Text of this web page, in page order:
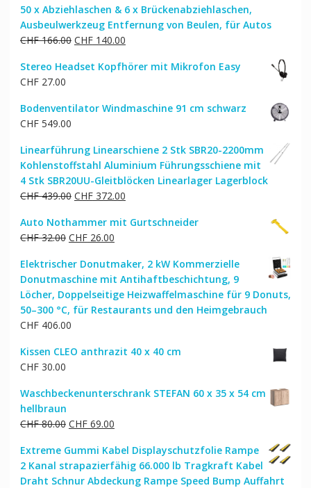
50 x Abziehlaschen & 6 x Brückenabziehlaschen,
Ausbeulwerkzeug Entfernung von Beulen, für Autos
CHF166.00 Ursprünglicher
war:
CHF140.00Aktueller
ist:
Stereo Headset Kopfhörer mit Mikrofon Easy
CHF27.00
Bodenventilator Windmaschine 91 cm schwarz
CHF549.00
Linearführung Linearschiene 2 Stk SBR20-2200mm
Kohlenstoffstahl Aluminium Führungsschiene mit
4 Stk SBR20UU-Gleitblöcken Linearlager Lagerblock
CHF439.00 Ursprünglicher
war:
CHF 439.00
CHF372.00Aktueller
ist:
Auto Nothammer mit Gurtschneider
CHF32.00 Ursprünglicher
war:
CHF 32.00
CHF26.00Aktueller
ist:
CHF 26.00.
Elektrischer Donutmaker, 2 kW Kommerzielle
Donutmaschine mit Antihaftbeschichtung, 9
Löcher, Doppelseitige Heizwaffelmaschine für 9 Donuts,
50–300 °C, für Restaurants und den Heimgebrauch
CHF406.00
Kissen CLEO anthrazit 40 x 40 cm
CHF30.00
Waschbeckenunterschrank STEFAN 60 x 35 x 54 cm
hellbraun
CHF80.00 Ursprünglicher
war:
CHF 80.00
CHF69.00Aktueller
ist:
CHF 69.00.
Extreme Gummi Kabel Displayschutzfolie Rampe
2 Kanal strapazierfähig 66.000 lb Tragkraft Kabel
Draht Schnur Abdeckung Rampe Speed Bump Auffahrt